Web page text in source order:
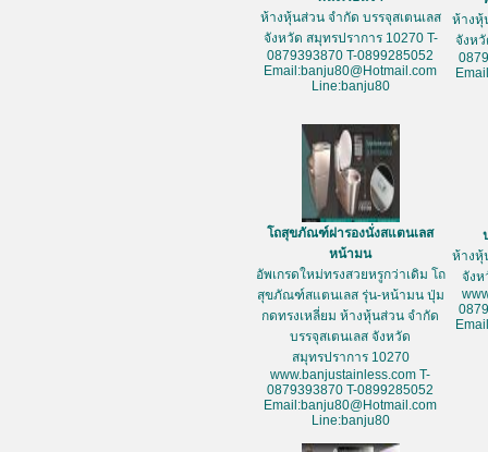
ห้างหุ้นส่วน จำกัด บรรจุสเตนเลส
จังหวัด สมุทรปราการ 10270 T-
0879393870 T-0899285052
Email:banju80@Hotmail.com
Line:banju80
ห้างหุ้
จังห
โถสุขภัณฑ์ฝารองนั่งสแตนเลส
หน้ามน
อัพเกรดใหม่ทรงสวยหรูกว่าเดิม โถ
สุขภัณฑ์สแตนเลส รุ่น-หน้ามน ปุ่ม
กดทรงเหลี่ยม ห้างหุ้นส่วน จำกัด
บรรจุสเตนเลส จังหวัด
สมุทรปราการ 10270
www.banjustainless.com T-
0879393870 T-0899285052
Email:banju80@Hotmail.com
Line:banju80
ห้างหุ้
จังห